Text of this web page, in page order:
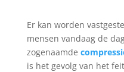
Er kan worden
mensen vandaag de
zogenaamde
is het gevolg van het